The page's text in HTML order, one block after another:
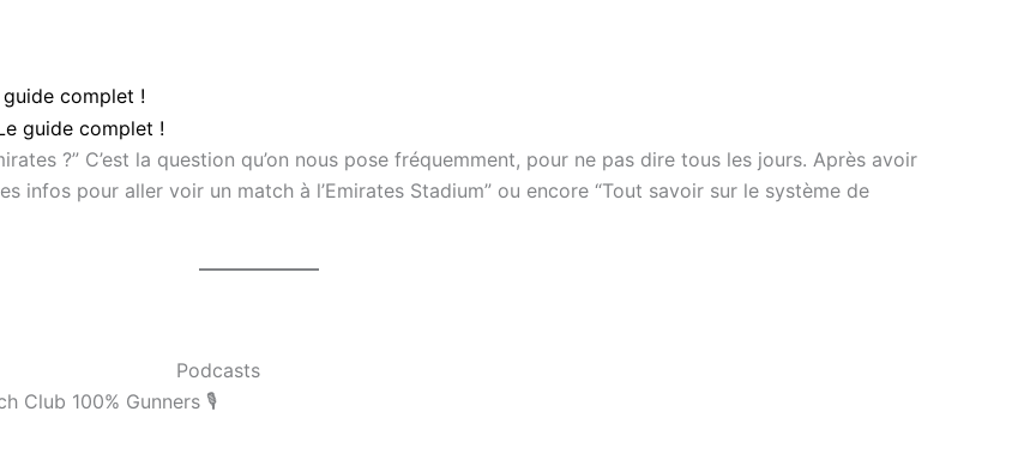
guide complet !
?” C’est la question qu’on nous pose fréquemment, pour ne pas dire tous les jours. Après avoir
infos pour aller voir un match à l’Emirates Stadium” ou encore “Tout savoir sur le système de
Podcasts
Club 100% Gunners 🎙️